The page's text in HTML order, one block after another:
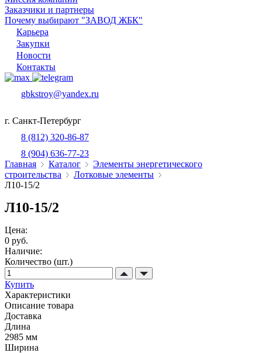
Заказчики и партнеры
Почему выбирают "ЗАВОД ЖБК"
Карьера
Закупки
Новости
Контакты
gbkstroy@yandex.ru
г. Санкт-Петербург
8 (812) 320-86-87
8 (904) 636-77-23
Главная
Каталог
Элементы энергетического
строительства
Лотковые элементы
Л10-15/2
Л10-15/2
Цена:
0 руб.
Наличие:
Количество (шт.)
Купить
Характеристики
Описание товара
Доставка
Длина
2985 мм
Ширина